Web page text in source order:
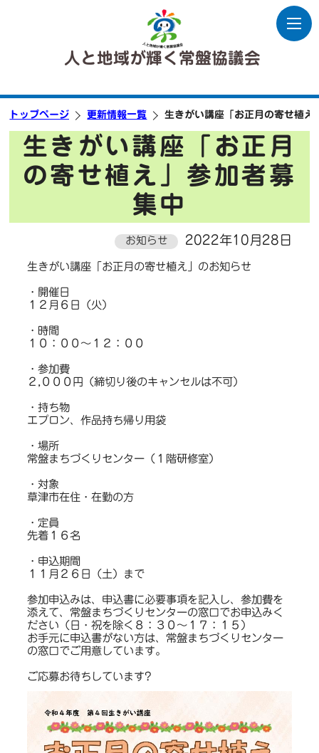
人と地域が輝く常盤協議会
トップページ 更新情報一覧 生きがい講座「お正月の寄せ植え
生きがい講座「お正月
の寄せ植え」参加者募
集中
お知らせ 2022年10月28日
生きがい講座「お正月の寄せ植え」のお知らせ
・開催日
１２月６日（火）
・時間
１０：００～１２：００
・参加費
２,０００円（締切り後のキャンセルは不可）
・持ち物
エプロン、作品持ち帰り用袋
・場所
常盤まちづくりセンター（１階研修室）
・対象
草津市在住・在勤の方
・定員
先着１６名
・申込期間
１１月２６日（土）まで
参加申込みは、申込書に必要事項を記入し、参加費を
添えて、常盤まちづくりセンターの窓口でお申込みく
ださい（日・祝を除く８：３０～１７：１５）
お手元に申込書がない方は、常盤まちづくりセンター
の窓口でご用意しています。
ご応募お待ちしています?